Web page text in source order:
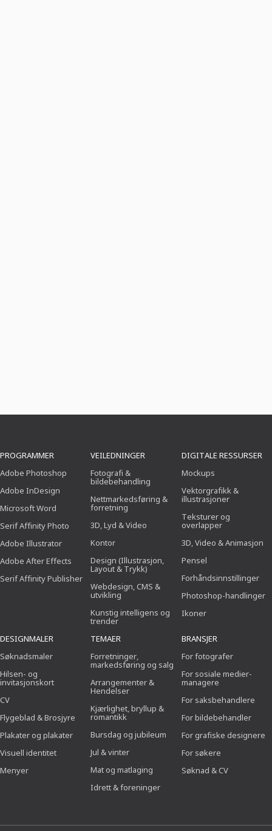
PROGRAMMER
Adobe Photoshop
Adobe InDesign
Microsoft Word
Serif Affinity Photo
Adobe Illustrator
Adobe After Effects
Serif Affinity Publisher
VEILEDNINGER
Fotografi &
bildebehandling
Nettmarkedsføring &
forretning
3D, Lyd & Video
Kontor
Design (Illustrasjon,
Layout & Trykk)
Webdesign, CMS &
utvikling
Kunstig intelligens og
trender
DIGITALE RESSURSER
Mockups
Vektorgrafikk &
illustrasjoner
Teksturer og
overlapper
3D, Video & Animasjon
Pensel
Forhåndsinnstillinger
Photoshop-handlinger
Ikoner
DESIGNMALER
Søknadsmaler
Hilsen- og
invitasjonskort
CV
Flygeblad & Brosjyre
Plakater og plakater
Visuell identitet
Menyer
TEMAER
Forretninger,
markedsføring og salg
Arrangementer &
Hendelser
Kjærlighet, bryllup &
romantikk
Bursdag og jubileum
Jul & vinter
Mat og matlaging
Idrett & foreninger
BRANSJER
For fotografer
For sosiale medier-
managere
For saksbehandlere
For bildebehandler
For grafiske designere
For søkere
Søknad & CV